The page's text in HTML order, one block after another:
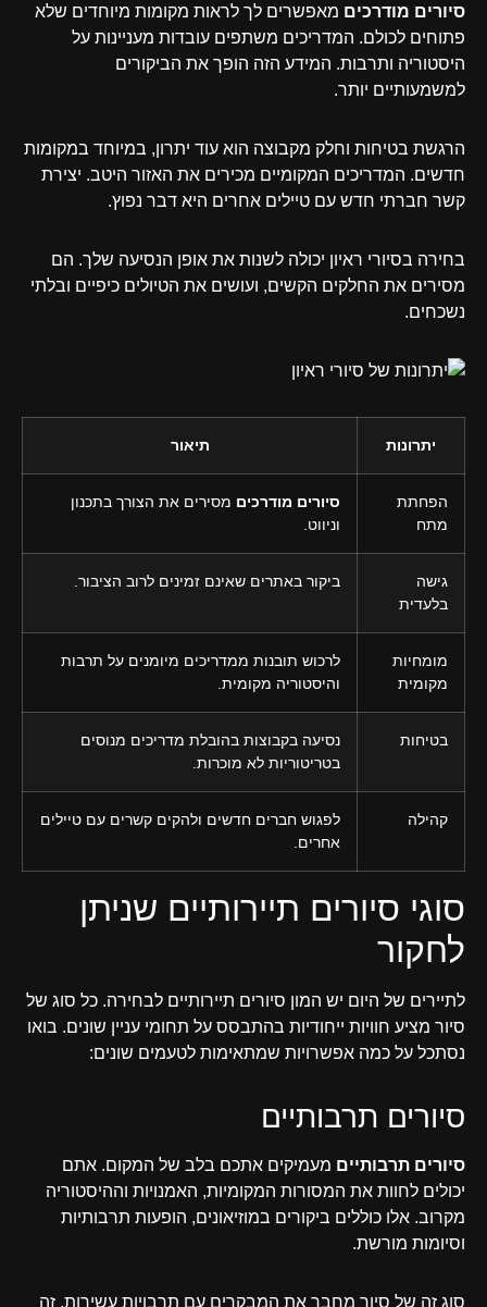
סיורים מודרכים מאפשרים לך לראות מקומות מיוחדים שלא
פתוחים לכולם. המדריכים משתפים עובדות מעניינות על
היסטוריה ותרבות. המידע הזה הופך את הביקורים
למשמעותיים יותר.
הרגשת בטיחות וחלק מקבוצה הוא עוד יתרון, במיוחד במקומות
חדשים. המדריכים המקומיים מכירים את האזור היטב. יצירת
קשר חברתי חדש עם טיילים אחרים היא דבר נפוץ.
בחירה בסיורי ראיון יכולה לשנות את אופן הנסיעה שלך. הם
מסירים את החלקים הקשים, ועושים את הטיולים כיפיים ובלתי
נשכחים.
יתרונות תיאור
הפחתת
מתח
סיורים מודרכים מסירים את הצורך בתכנון
וניווט.
גישה
בלעדית
ביקור באתרים שאינם זמינים לרוב הציבור.
מומחיות
מקומית
לרכוש תובנות ממדריכים מיומנים על תרבות
והיסטוריה מקומית.
בטיחות
נסיעה בקבוצות בהובלת מדריכים מנוסים
בטריטוריות לא מוכרות.
קהילה
לפגוש חברים חדשים ולהקים קשרים עם טיילים
אחרים.
סוגי סיורים תיירותיים שניתן
לחקור
לתיירים של היום יש המון סיורים תיירותיים לבחירה. כל סוג של
סיור מציע חוויות ייחודיות בהתבסס על תחומי עניין שונים. בואו
נסתכל על כמה אפשרויות שמתאימות לטעמים שונים:
סיורים תרבותיים
סיורים תרבותיים מעמיקים אתכם בלב של המקום. אתם
יכולים לחוות את המסורות המקומיות, האמנויות וההיסטוריה
מקרוב. אלו כוללים ביקורים במוזיאונים, הופעות תרבותיות
וסיומות מורשת.
סוג זה של סיור מחבר את המבקרים עם תרבויות עשירות. זה